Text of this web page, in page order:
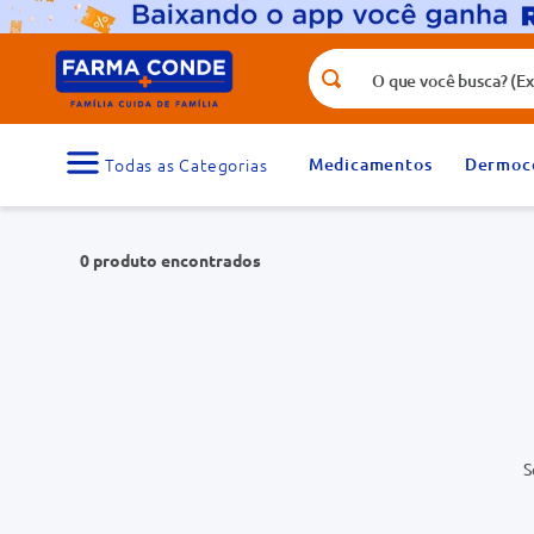
O que você busca? (Ex.: vitamina,
Medicamentos
0 produto
Termos mais buscados
1
medicamento